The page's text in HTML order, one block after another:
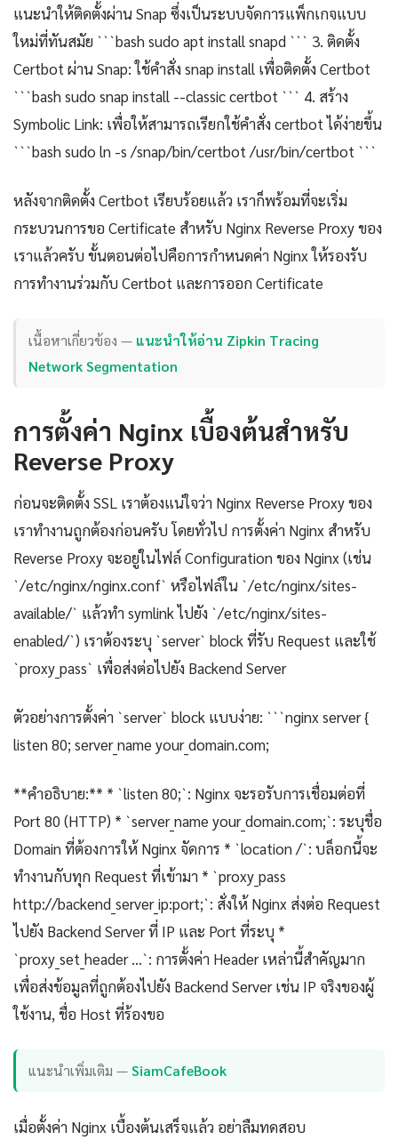
แนะนำให้ติดตั้งผ่าน Snap ซึ่งเป็นระบบจัดการแพ็กเกจแบบ
ใหม่ที่ทันสมัย ```bash sudo apt install snapd ``` 3. ติดตั้ง
Certbot ผ่าน Snap: ใช้คำสั่ง snap install เพื่อติดตั้ง Certbot
```bash sudo snap install --classic certbot ``` 4. สร้าง
Symbolic Link: เพื่อให้สามารถเรียกใช้คำสั่ง certbot ได้ง่ายขึ้น
```bash sudo ln -s /snap/bin/certbot /usr/bin/certbot ```
หลังจากติดตั้ง Certbot เรียบร้อยแล้ว เราก็พร้อมที่จะเริ่ม
กระบวนการขอ Certificate สำหรับ Nginx Reverse Proxy ของ
เราแล้วครับ ขั้นตอนต่อไปคือการกำหนดค่า Nginx ให้รองรับ
การทำงานร่วมกับ Certbot และการออก Certificate
เนื้อหาเกี่ยวข้อง — แนะนำให้อ่าน Zipkin Tracing
Network Segmentation
การตั้งค่า Nginx เบื้องต้นสำหรับ
Reverse Proxy
ก่อนจะติดตั้ง SSL เราต้องแน่ใจว่า Nginx Reverse Proxy ของ
เราทำงานถูกต้องก่อนครับ โดยทั่วไป การตั้งค่า Nginx สำหรับ
Reverse Proxy จะอยู่ในไฟล์ Configuration ของ Nginx (เช่น
`/etc/nginx/nginx.conf` หรือไฟล์ใน `/etc/nginx/sites-
available/` แล้วทำ symlink ไปยัง `/etc/nginx/sites-
enabled/`) เราต้องระบุ `server` block ที่รับ Request และใช้
`proxy_pass` เพื่อส่งต่อไปยัง Backend Server
ตัวอย่างการตั้งค่า `server` block แบบง่าย: ```nginx server {
listen 80; server_name your_domain.com;
**คำอธิบาย:** * `listen 80;`: Nginx จะรอรับการเชื่อมต่อที่
Port 80 (HTTP) * `server_name your_domain.com;`: ระบุชื่อ
Domain ที่ต้องการให้ Nginx จัดการ * `location /`: บล็อกนี้จะ
ทำงานกับทุก Request ที่เข้ามา * `proxy_pass
http://backend_server_ip:port;`: สั่งให้ Nginx ส่งต่อ Request
ไปยัง Backend Server ที่ IP และ Port ที่ระบุ *
`proxy_set_header ...`: การตั้งค่า Header เหล่านี้สำคัญมาก
เพื่อส่งข้อมูลที่ถูกต้องไปยัง Backend Server เช่น IP จริงของผู้
ใช้งาน, ชื่อ Host ที่ร้องขอ
แนะนำเพิ่มเติม —SiamCafeBook
เมื่อตั้งค่า Nginx เบื้องต้นเสร็จแล้ว อย่าลืมทดสอบ